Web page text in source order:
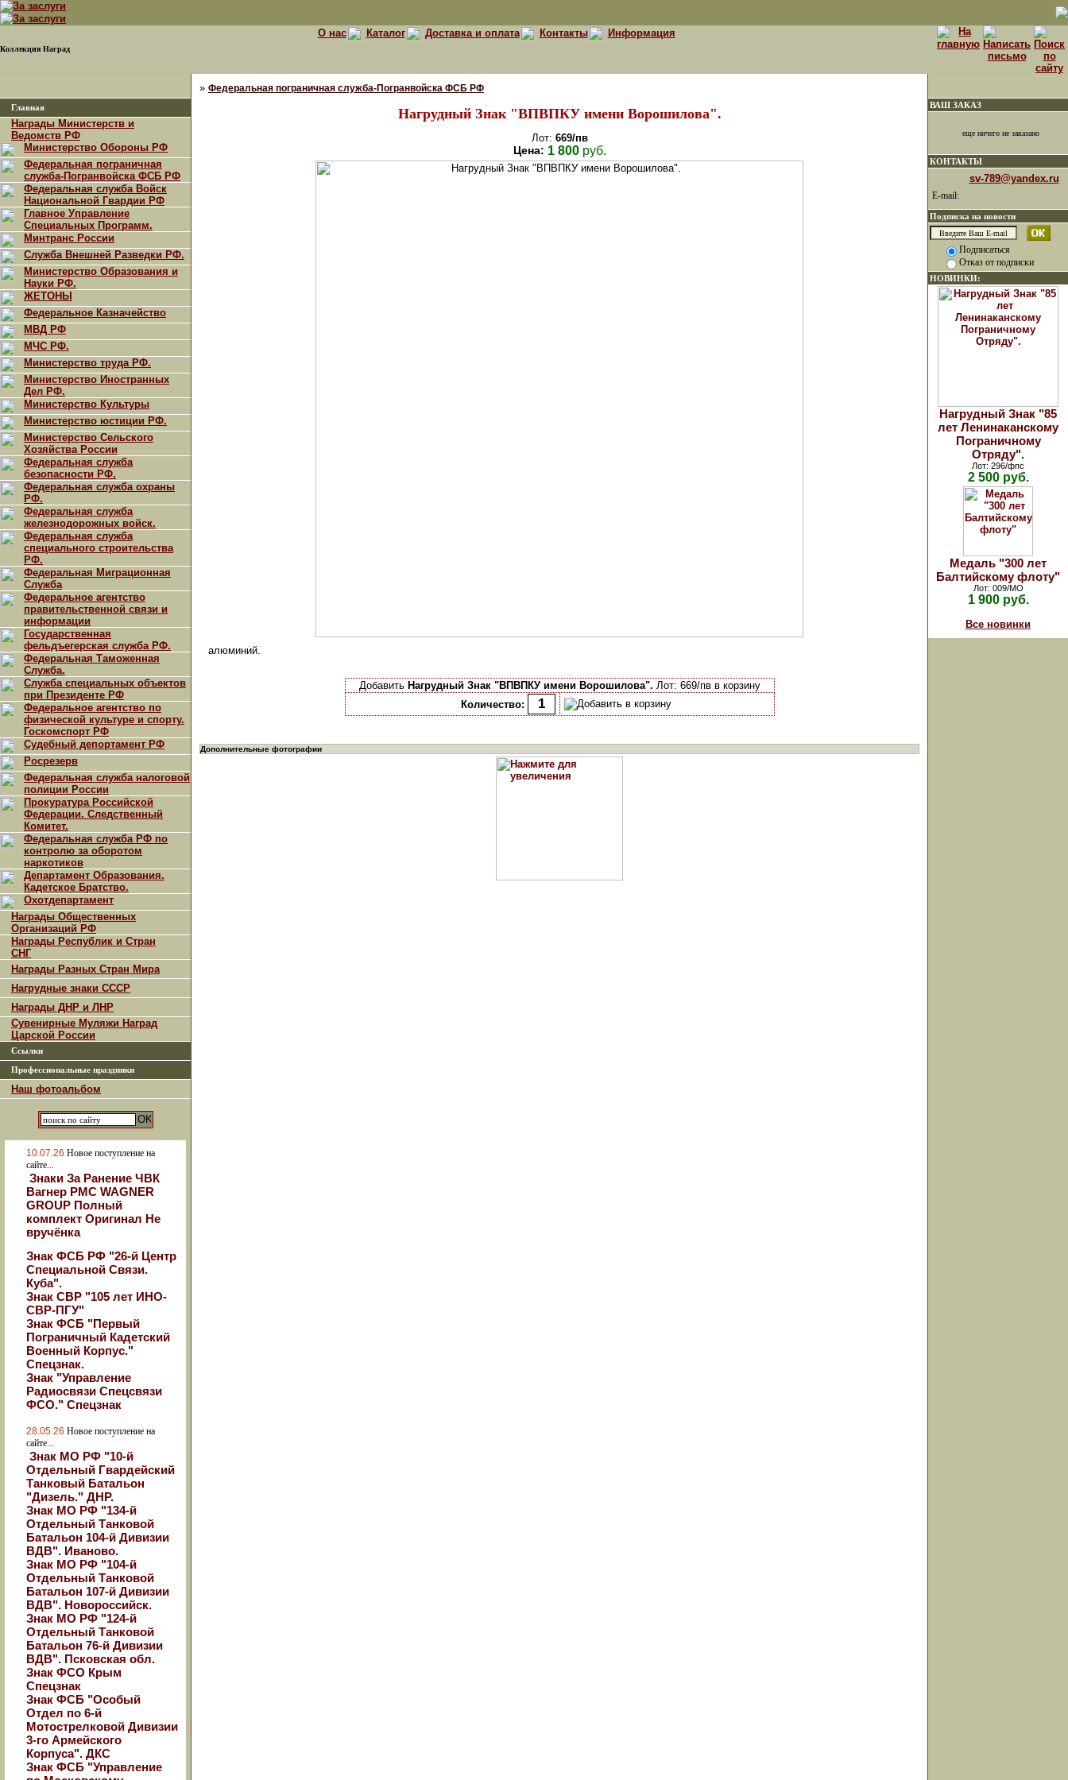
Коллекция Наград
О нас Каталог Доставка и оплата Контакты Информация
Главная
Награды Министерств и
Ведомств РФ
Министерство Обороны РФ
Федеральная пограничная
служба-Погранвойска ФСБ РФ
Федеральная служба Войск
Национальной Гвардии РФ
Главное Управление
Специальных Программ.
Минтранс России
Служба Внешней Разведки РФ.
Министерство Образования и
Науки РФ.
ЖЕТОНЫ
Федеральное Казначейство
МВД РФ
МЧС РФ.
Министерство труда РФ.
Министерство Иностранных
Дел РФ.
Министерство Культуры
Министерство юстиции РФ.
Министерство Сельского
Хозяйства России
Федеральная служба
безопасности РФ.
Федеральная служба охраны
РФ.
Федеральная служба
железнодорожных войск.
Федеральная служба
специального строительства
РФ.
Федеральная Миграционная
Служба
Федеральное агентство
правительственной связи и
информации
Государственная
фельдъегерская служба РФ.
Федеральная Таможенная
Служба.
Служба специальных объектов
при Президенте РФ
Федеральное агентство по
физической культуре и спорту.
Госкомспорт РФ
Судебный депортамент РФ
Росрезерв
Федеральная служба налоговой
полиции России
Прокуратура Российской
Федерации. Следственный
Комитет.
Федеральная служба РФ по
контролю за оборотом
наркотиков
Департамент Образования.
Кадетское Братство.
Охотдепартамент
Награды Общественных
Организаций РФ
Награды Республик и Стран
СНГ
Награды Разных Стран Мира
Нагрудные знаки СССР
Награды ДНР и ЛНР
Сувенирные Муляжи Наград
Царской России
Ссылки
Профессиональные праздники
Наш фотоальбом
10.07.26 Новое поступление на
сайте...
Знаки За Ранение ЧВК
Вагнер РМС WAGNER
GROUP Полный
комплект Оригинал Не
вручёнка
Знак ФСБ РФ "26-й Центр
Специальной Связи.
Куба".
Знак СВР "105 лет ИНО-
СВР-ПГУ"
Знак ФСБ "Первый
Пограничный Кадетский
Военный Корпус."
Спецзнак.
Знак "Управление
Радиосвязи Спецсвязи
ФСО." Спецзнак
28.05.26 Новое поступление на
сайте...
Знак МО РФ "10-й
Отдельный Гвардейский
Танковый Батальон
"Дизель." ДНР.
Знак МО РФ "134-й
Отдельный Танковой
Батальон 104-й Дивизии
ВДВ". Иваново.
Знак МО РФ "104-й
Отдельный Танковой
Батальон 107-й Дивизии
ВДВ". Новороссийск.
Знак МО РФ "124-й
Отдельный Танковой
Батальон 76-й Дивизии
ВДВ". Псковская обл.
Знак ФСО Крым
Спецзнак
Знак ФСБ "Особый
Отдел по 6-й
Мотострелковой Дивизии
3-го Армейского
Корпуса". ДКС
Знак ФСБ "Управление
» Федеральная пограничная служба-Погранвойска ФСБ РФ
Нагрудный Знак "ВПВПКУ имени Ворошилова".
Лот: 669/пв
Цена: 1 800руб.
алюминий.
Добавить Нагрудный Знак "ВПВПКУ имени Ворошилова". Лот: 669/пв в корзину
Количество:
Дополнительные фотографии
ВАШ ЗАКАЗ
еще ничего не заказано
КОНТАКТЫ
sv-789@yandex.ru
E-mail:
Подписка на новости
Подписаться
Отказ от подписки
НОВИНКИ:
Нагрудный Знак "85
лет Ленинаканскому
Пограничному
Отряду".
Лот: 296/фпс
2 500 руб.
Медаль "300 лет
Балтийскому флоту"
Лот: 009/МО
1 900 руб.
Все новинки